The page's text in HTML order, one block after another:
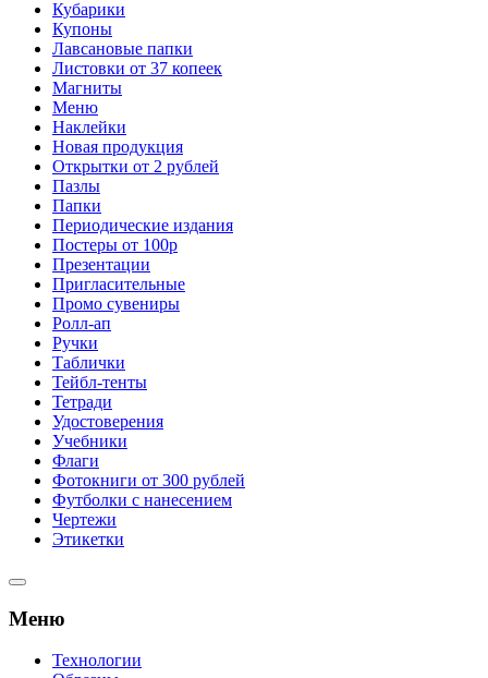
Кубарики
Купоны
Лавсановые папки
Листовки от 37 копеек
Магниты
Меню
Наклейки
Новая продукция
Открытки от 2 рублей
Пазлы
Папки
Периодические издания
Постеры от 100р
Презентации
Пригласительные
Промо сувениры
Ролл-ап
Ручки
Таблички
Тейбл-тенты
Тетради
Удостоверения
Учебники
Флаги
Фотокниги от 300 рублей
Футболки с нанесением
Чертежи
Этикетки
Меню
Технологии